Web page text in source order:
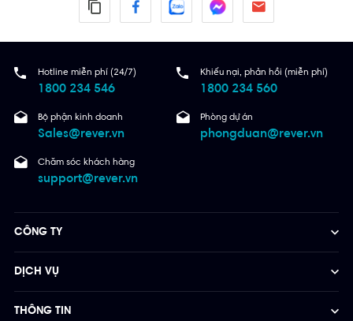
Hotline miễn phí (24/7)
1800 234 546
Khiếu nại, phản hồi (miễn phí)
1800 234 560
Bộ phận kinh doanh
Sales@rever.vn
Phòng dự án
phongduan@rever.vn
Chăm sóc khách hàng
support@rever.vn
CÔNG TY
DỊCH VỤ
THÔNG TIN